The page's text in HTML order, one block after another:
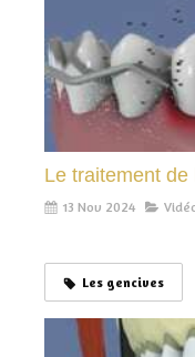
Le traitement
13 Nov 2024
Les gencives